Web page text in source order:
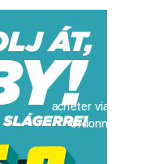
acheter viagra sans
ordonnance